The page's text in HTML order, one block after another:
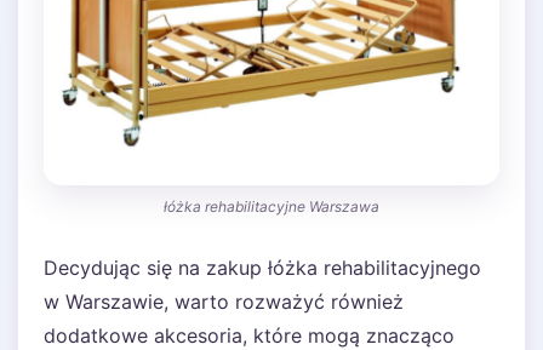
łóżka rehabilitacyjne Warszawa
Decydując się na zakup łóżka rehabilitacyjnego
w Warszawie, warto rozważyć również
dodatkowe akcesoria, które mogą znacząco